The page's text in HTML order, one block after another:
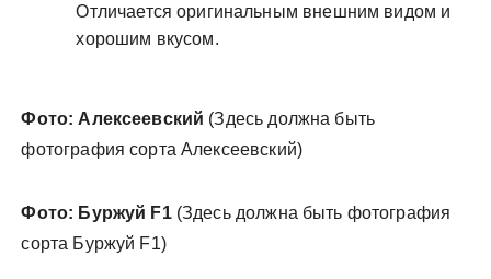
Отличается оригинальным внешним видом и
хорошим вкусом.
Фото: Алексеевский (Здесь должна быть
фотография сорта Алексеевский)
Фото: Буржуй F1(Здесь должна быть фотография
сорта Буржуй F1)